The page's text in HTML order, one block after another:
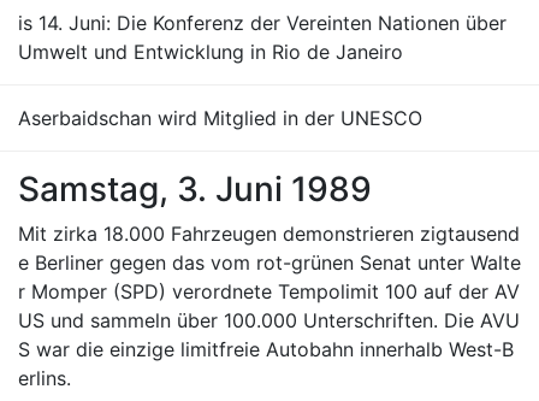
is 14. Juni: Die Konferenz der Vereinten Nationen über
Umwelt und Entwicklung in Rio de Janeiro
Aserbaidschan wird Mitglied in der UNESCO
Samstag, 3. Juni 1989
Mit zirka 18.000 Fahrzeugen demonstrieren zigtausend
e Berliner gegen das vom rot-grünen Senat unter Walte
r Momper (SPD) verordnete Tempolimit 100 auf der AV
US und sammeln über 100.000 Unterschriften. Die AVU
S war die einzige limitfreie Autobahn innerhalb West-B
erlins.